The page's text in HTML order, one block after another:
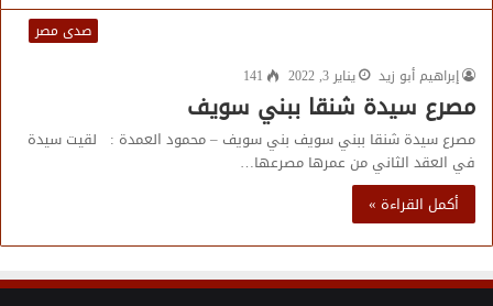
صدى مصر
إبراهيم أبو زيد
يناير 3, 2022 141
مصرع سيدة شنقا ببني سويف
مصرع سيدة شنقا ببني سويف بني سويف – محمود العمدة : لقيت سيدة
في العقد الثاني من عمرها مصرعها…
أكمل القراءة »